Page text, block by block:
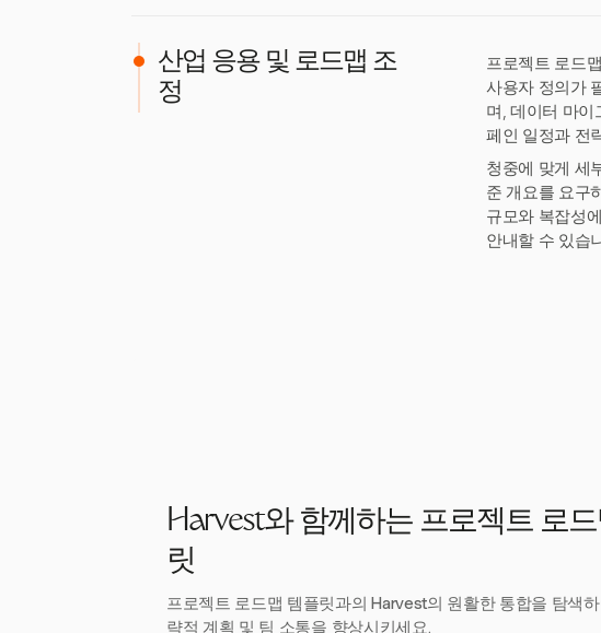
산업 응용 및 로드맵 조
정
프로젝트 로드
사용자 정의가
며, 데이터 마이
페인 일정과 전
청중에 맞게 세
준 개요를 요구
규모와 복잡성
안내할 수 있습
Harvest와 함께하는 프로젝트 로
릿
프로젝트 로드맵 템플릿과의 Harvest의 원활한 통합을 탐색
략적 계획 및 팀 소통을 향상시키세요.